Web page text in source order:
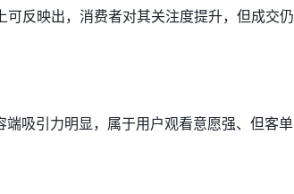
反映出，消费者对其关注度提升，但成交仍
吸引力明显，属于用户观看意愿强、但客单